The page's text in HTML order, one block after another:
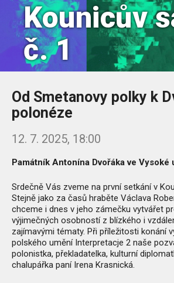
Kounicův
č. 1
Od Smetanovy polky k
polonéze
12. 7. 2025, 18:00
Památník Antonína Dvořáka ve Vysoké
Srdečně Vás zveme na první setkání v
Stejně jako za časů hraběte Václava
chceme i dnes v jeho zámečku vytvářet
výjimečných osobností z blízkého i
zajímavými tématy. Při příležitosti konání
polského umění Interpretacje 2 naše
polonistka, překladatelka, kulturní
chalupářka paní Irena Krasnická.